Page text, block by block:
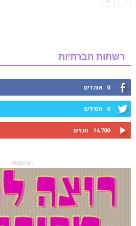
רשתות חברתיות
0 אוהדים
0 חסידים
14,700 מנויים
- פרסומת -